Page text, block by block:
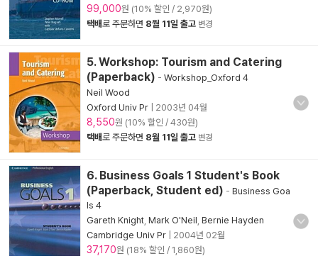
99,000원 (10% 할인 / 2,970원)
택배로 주문하면 8월 11일 출고 변경
5. Workshop: Tourism and Catering
(Paperback) - Workshop_Oxford 4
Neil Wood
Oxford Univ Pr
2003년 04월
8,550원 (10% 할인 / 430원)
택배로 주문하면 8월 11일 출고 변경
6. Business Goals 1 Student's Book
(Paperback, Student ed) - Business Goa
ls 4
Gareth Knight Mark O'Neil Bernie Hayden
Cambridge Univ Pr
2004년 02월
37,170원 (18% 할인 / 1,860원)